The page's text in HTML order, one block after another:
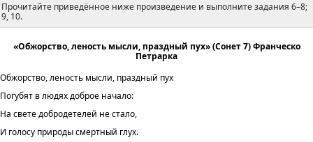
Прочитайте приведённое ниже произведение и выполните задания 6–8;
9, 10.
«Обжорство, леность мысли, праздный пух» (Сонет 7) Франческо
Петрарка
Обжорство, леность мысли, праздный пух
Погубят в людях доброе начало:
На свете добродетелей не стало,
И голосу природы смертный глух.